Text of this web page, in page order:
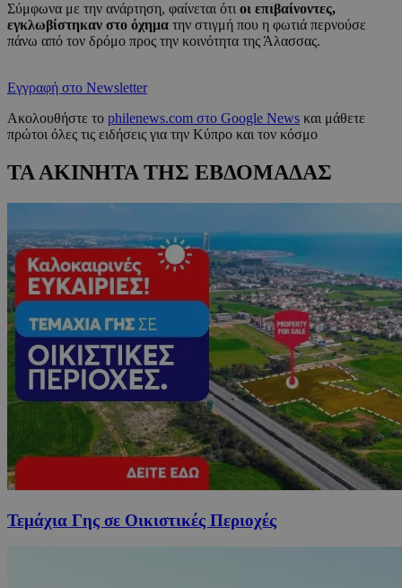
Σύμφωνα με την ανάρτηση, φαίνεται ότι οι επιβαίνοντες,
εγκλωβίστηκαν στο όχημα την στιγμή που η φωτιά περνούσε
πάνω από τον δρόμο προς την κοινότητα της Άλασσας.
Εγγραφή στο Newsletter
Ακολουθήστε το philenews.com στο Google News και μάθετε
πρώτοι όλες τις ειδήσεις για την Κύπρο και τον κόσμο
ΤΑ ΑΚΙΝΗΤΑ ΤΗΣ ΕΒΔΟΜΑΔΑΣ
Τεμάχια Γης σε Οικιστικές Περιοχές